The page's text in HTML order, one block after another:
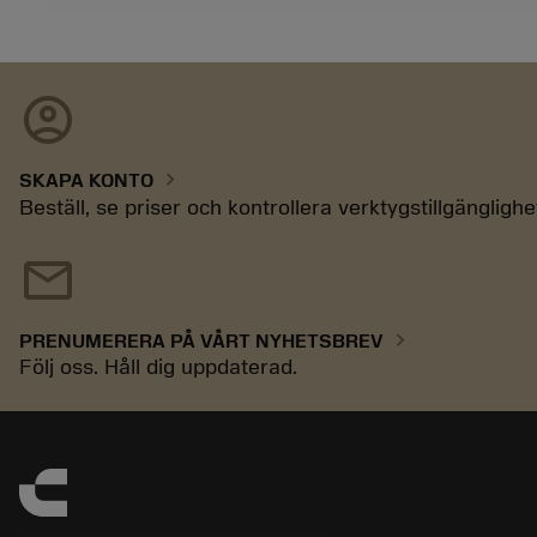
account_circle
SKAPA KONTO chevron_right
Beställ, se priser och kontrollera
mail
PRENUMERERA PÅ VÅRT NYHETSBREV chevron_right
Följ oss. Håll dig uppdaterad.